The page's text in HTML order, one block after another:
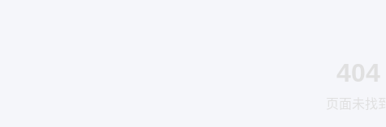
404
页面未找到